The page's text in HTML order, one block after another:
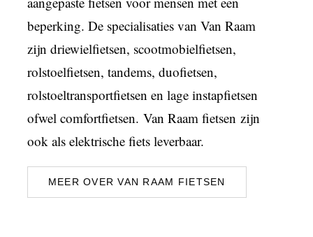
beperking. De specialisaties van Van Raam
zijn driewielfietsen, scootmobielfietsen,
rolstoelfietsen, tandems, duofietsen,
rolstoeltransportfietsen en lage instapfietsen
ofwel comfortfietsen. Van Raam fietsen zijn
ook als elektrische fiets leverbaar.
MEER OVER VAN RAAM FIETSEN